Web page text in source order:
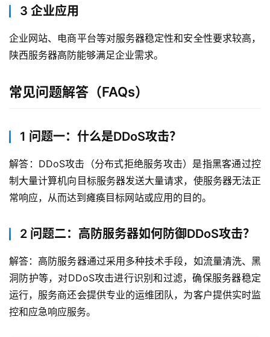
3 企业应用
企业网站、电商平台等对服务器稳定性和安全性要求较高，
陕西服务器高防能够满足企业需求。
常见问题解答（FAQs）
1 问题一：什么是DDoS攻击？
解答：DDoS攻击（分布式拒绝服务攻击）是指黑客通过控
制大量计算机向目标服务器发送大量请求，使服务器无法正
常响应，从而达到瘫痪目标网站或应用的目的。
2 问题二：高防服务器如何防御DDoS攻击？
解答：高防服务器通过采用多种技术手段，如流量清洗、黑
洞防护等，对DDoS攻击进行识别和过滤，确保服务器稳定
运行，服务商还会提供专业的运维团队，为客户提供实时监
控和应急响应服务。